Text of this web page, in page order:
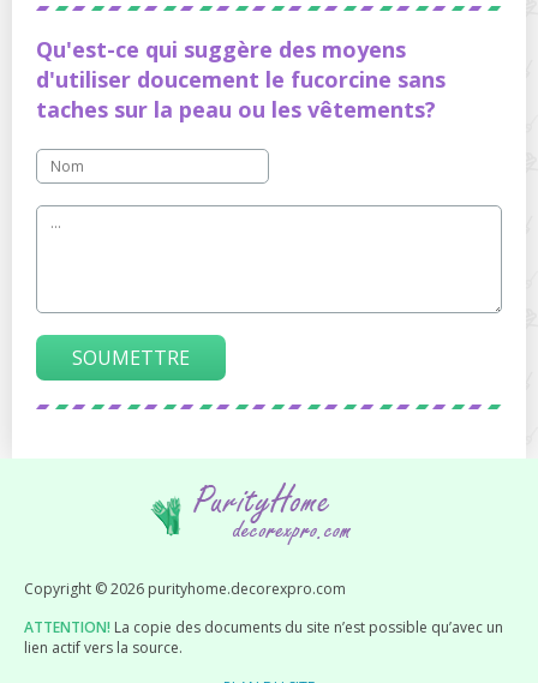
Qu'est-ce qui suggère des moyens
d'utiliser doucement le fucorcine sans
taches sur la peau ou les vêtements?
SOUMETTRE
Copyright © 2026 purityhome.decorexpro.com
ATTENTION! La copie des documents du site n’est possible qu’avec un
lien actif vers la source.